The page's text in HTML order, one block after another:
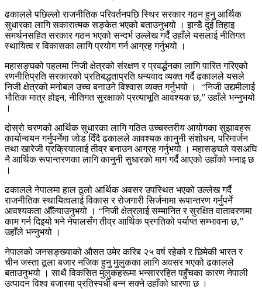
ढकालले पछिल्लो राजनीतिक परिवर्तनपछि स्थिर सरकार गठन हुनु आर्थिक
सुधारका लागि सकारात्मक सङ्केत भएको बताउनुभयो । झन्डै दुई तिहाइ
समर्थनसहित सरकार गठन भएको सन्दर्भ उल्लेख गर्दै उहाँले यसलाई नीतिगत
स्थायित्व र विकासका लागि प्रयोग गर्न आग्रह गर्नुभयो ।
महासङ्घको पहलमा निजी क्षेत्रको संरक्षण र प्रवर्द्धनका लागि पारित गरिएको
रणनीतिप्रति सरकारको प्रतिबद्धताप्रति धन्यवाद व्यक्त गर्दै ढकालले यसले
निजी क्षेत्रको मनोबल उच्च बनाउने विश्वास व्यक्त गर्नुभयो । “निजी उद्यमीलाई
भौतिक मात्र होइन, नीतिगत सुरक्षाको प्रत्याभूति आवश्यक छ,” उहाँले भन्नुभयो
।
दोस्रो चरणको आर्थिक सुधारका लागि गठित उच्चस्तरीय आयोगका सुझावहरू
कार्यान्वयन गर्नुपर्नेमा जोड दिँदै ढकालले आवश्यक कानुनी संशोधन, परिमार्जन
तथा खारेजी प्रक्रियालाई तीव्र बनाउन आग्रह गर्नुभयो । महासङ्घले यसअघि
नै आर्थिक रूपान्तरणका लागि कानुनी सुधारको माग गर्दै आएको उहाँको भनाइ छ
।
ढकालले नेपालमा हाल ठूलो आर्थिक अवसर उपस्थित भएको उल्लेख गर्दै
राजनीतिक स्थायित्वलाई विकास र रोजगारी सिर्जनामा रूपान्तरण गर्नुपर्ने
आवश्यकता औँल्याउनुभयो । “निजी क्षेत्रलाई सम्मानित र सुरक्षित वातावरणमा
काम गर्न दिइयो भने नेपालसँग तीव्र आर्थिक प्रगतिको पर्याप्त सम्भावना छ,”
उहाँले भन्नुभयो ।
नेपालको जनसङ्ख्याको औसत उमेर करिब २५ वर्ष रहेको र छिमेकी भारत र
चीन जस्ता ठूला बजार नजिक हुनु मुलुकका लागि अवसर भएको ढकालले
बताउनुभयो । साथै विकसित मुलुकहरूमा भन्साररहित पहुँचका कारण नेपाली
उत्पादन विश्व बजारमा प्रतिस्पर्धी बन्न सक्ने उहाँको धारणा छ ।